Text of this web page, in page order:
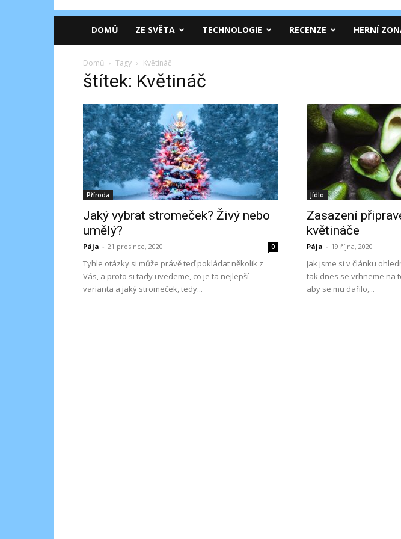
DOMŮ ZE SVĚTA TECHNOLOGIE RECENZE HERNÍ
Domů Tagy Květináč
štítek: Květináč
Příroda
Jaký vybrat stromeček? Živý nebo
umělý?
Pája - 21 prosince, 2020 0
Tyhle otázky si může právě teď pokládat několik z
Vás, a proto si tady uvedeme, co je ta nejlepší
varianta a jaký stromeček, tedy...
Jídlo
Zasazení
květináče
Pája - 19 října, 2020
Jak jsme si v článku
tak dnes se vrhneme na
aby se mu dařilo,...